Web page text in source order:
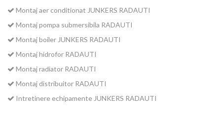
Montaj aer conditionat JUNKERS RADAUTI
Montaj pompa submersibila RADAUTI
Montaj boiler JUNKERS RADAUTI
Montaj hidrofor RADAUTI
Montaj radiator RADAUTI
Montaj distribuitor RADAUTI
Intretinere echipamente JUNKERS RADAUTI